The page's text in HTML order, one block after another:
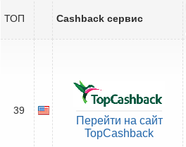
ТОП Cashback сервис
39
Перейти на сайт
TopCashback